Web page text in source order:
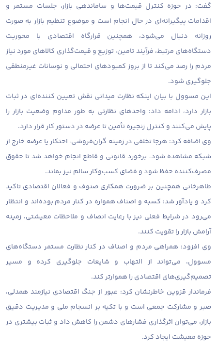
گفت: در حوزه کنترل قیمت‌ها و ساماندهی بازار، جلسات مستمر و
اقدامات پیگیرانه‌ای در حال انجام است و موضوع تنظیم بازار به‌ صورت
روزانه دنبال می‌شود،‌ همچنین قرارگاه اقتصادی با محوریت
دستگاه‌های مرتبط، فرآیند تامین، توزیع و قیمت‌گذاری کالاهای مورد نیاز
مردم را رصد می‌کند تا از بروز کمبودهای احتمالی و نوسانات غیرمنطقی
جلوگیری شود.
این مسوول با بیان اینکه نظارت میدانی نقش تعیین‌ کننده‌ای در ثبات
بازار دارد، ادامه داد: واحدهای نظارتی به طور مداوم وضعیت بازار را
پایش می‌کنند و کنترل زنجیره تأمین تا عرضه در دستور کار قرار دارد.
وی اضافه کرد: هرجا تخلفی در زمینه گران‌فروشی، احتکار یا عرضه خارج از
شبکه مشاهده شود، برخورد قانونی و قاطع انجام خواهد شد تا حقوق
مصرف‌کننده حفظ شود و فضای کسب‌وکار سالم نیز بماند.
طاهرخانی همچنین بر ضرورت همکاری صنوف و فعالان اقتصادی تاکید
کرد و یادآور شد: کسبه و اصناف همواره در کنار مردم بوده‌اند و انتظار
می‌رود در شرایط فعلی نیز با رعایت انصاف و ملاحظات معیشتی، زمینه
آرامش بازار را تقویت کنند.
وی افزود: همراهی مردم و اصناف در کنار نظارت مستمر دستگاه‌های
مسوول، می‌تواند از التهاب و شایعات جلوگیری کرده و مسیر
تصمیم‌گیری‌های اقتصادی را هموارتر کند.
فرماندار قزوین خاطرنشان کرد: عبور از جنگ اقتصادی نیازمند همدلی،
صبر و مشارکت جمعی است و با تکیه بر انسجام ملی و مدیریت دقیق
بازار، می‌توان اثرگذاری فشارهای دشمن را کاهش داد و ثبات بیشتری در
حوزه معیشت ایجاد کرد.